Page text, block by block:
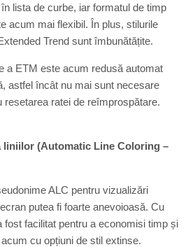
lista de curbe, iar formatul de timp
acum mai flexibil. În plus, stilurile
Trend sunt îmbunătățite.
a ETM este acum redusă automat
astfel încât nu mai sunt necesare
resetarea ratei de reîmprospătare.
liniilor (Automatic Line Coloring –
ALC pentru vizualizări
putea fi foarte anevoioasă. Cu
fost facilitat pentru a economisi timp și
cu opțiuni de stil extinse.